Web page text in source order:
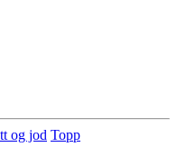
og jod Topp